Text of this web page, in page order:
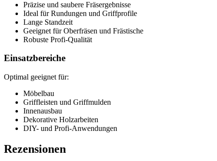
Präzise und saubere Fräsergebnisse
Ideal für Rundungen und Griffprofile
Lange Standzeit
Geeignet für Oberfräsen und Frästische
Robuste Profi-Qualität
Einsatzbereiche
Optimal geeignet für:
Möbelbau
Griffleisten und Griffmulden
Innenausbau
Dekorative Holzarbeiten
DIY- und Profi-Anwendungen
Rezensionen